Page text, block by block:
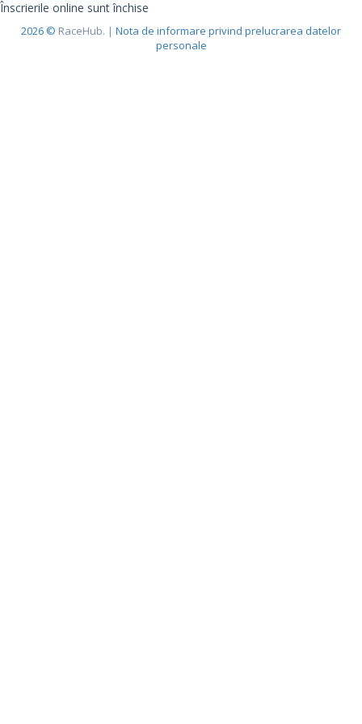
Înscrierile online sunt închise
2026 © RaceHub. | Nota de informare privind prelucrarea datelor
personale